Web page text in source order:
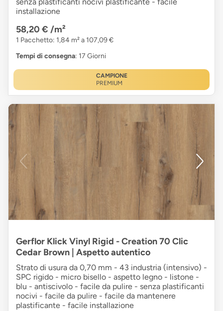
installazione
58,20 € /m²
1 Pacchetto: 1,84 m² a 107,09 €
Tempi di consegna: 17 Giorni
CAMPIONE
PREMIUM
Gerflor Klick Vinyl Rigid - Creation 70 Clic
Cedar Brown | Aspetto autentico
Strato di usura da 0,70 mm - 43 industria (intensivo) -
SPC rigido - micro bisello - aspetto legno - listone -
blu - antiscivolo - facile da pulire - senza plastificanti
nocivi - facile da pulire - facile da mantenere
plastificante - facile installazione